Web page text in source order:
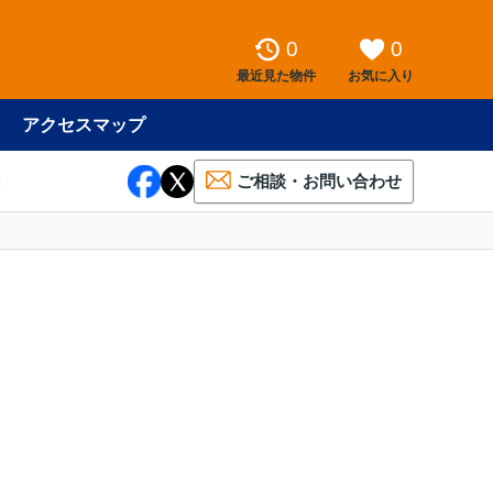
0
最近見た物件
0
お気に入り
アクセスマップ
ご相談・お問い合わせ